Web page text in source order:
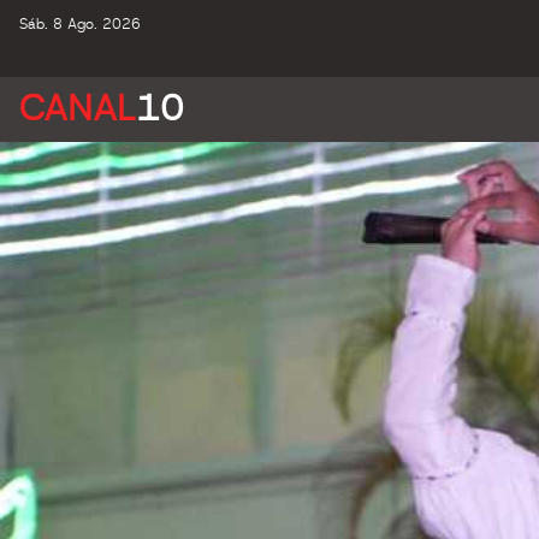
Sáb. 8 Ago. 2026
CANAL10